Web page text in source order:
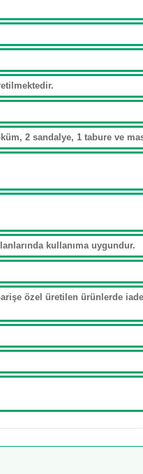
2 sandalye, 1 tabure ve
kullanıma
özel üretilen ürünlerde